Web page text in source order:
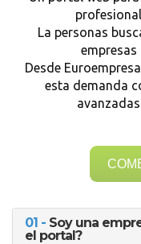
La personas
Desde
esta demanda
01 - Soy una
el portal?